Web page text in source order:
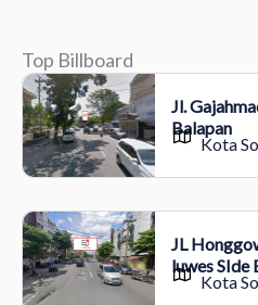
Top Billboard
Jl.
Balapan
Kota
JL
luwes SIde
Kota